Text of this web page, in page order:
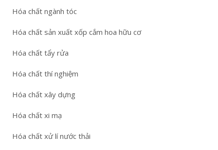
Hóa chất ngành tóc
Hóa chất sản xuất xốp cắm hoa hữu cơ
Hóa chất tẩy rửa
Hóa chất thí nghiệm
Hóa chất xây dựng
Hóa chất xi mạ
Hóa chất xử lí nước thải